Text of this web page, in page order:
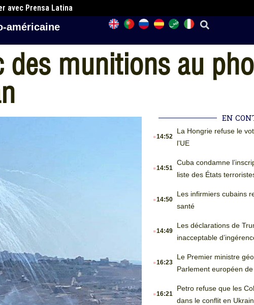
avec Prensa Latina
américaine
des munitions au
EN
.14:52
La Hongrie refuse le
l’UE
.14:51
Cuba condamne
liste des États
.14:50
Les infirmiers cubains
santé
.14:49
Les déclarations de
inacceptable
.16:23
Le Premier ministre
Parlement européen
.16:21
Petro refuse que les
dans le conflit en